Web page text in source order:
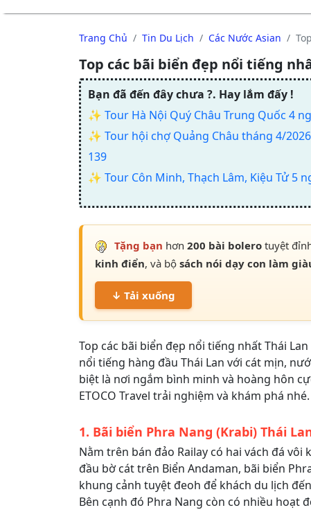
Trang Chủ Tin Du Lịch Các Nước Asian
Top các bãi biển đẹp nổi tiếng
Bạn đã đến đây chưa ?. Hay lắm đấy !
✨ Tour Hà Nội Quý Châu Trung Quốc 4
✨ Tour hội chợ Quảng Châu tháng 4/
139
✨ Tour Côn Minh, Thạch Lâm, Kiệu Tử 5
Tặng bạn hơn 200 bài bolero tuyệt
kinh điển, và bộ sách nói dạy con làm
↓ Tải xuống
Top các bãi biển đẹp nổi tiếng nhất Thái
nổi tiếng hàng đầu Thái Lan với cát mịn,
biệt là nơi ngắm bình minh và hoàng hôn
ETOCO Travel trải nghiệm và khám phá nhé.
1. Bãi biển Phra Nang (Krabi) Thái
Nằm trên bán đảo Railay có hai vách đá vôi
đầu bờ cát trên Biển Andaman, bãi biển
khung cảnh tuyệt đeoh để khách du lịch
Bên cạnh đó Phra Nang còn có nhiều hoạt